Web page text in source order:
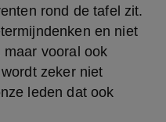
rond de tafel zit.
en niet
vooral ook
zeker niet
leden dat ook